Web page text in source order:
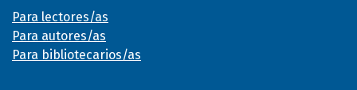
Para lectores/as
Para autores/as
Para bibliotecarios/as